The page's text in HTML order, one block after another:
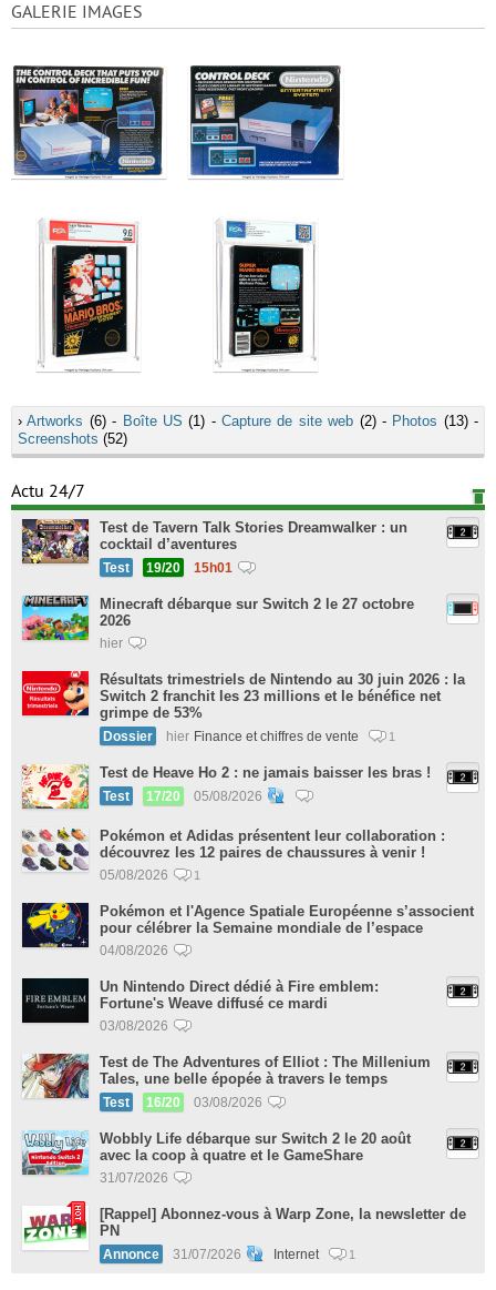
GALERIE IMAGES
›Artworks (6) - Boîte US (1) - Capture de site web (2) - Photos (13) -
Screenshots (52)
Actu 24/7
Test de Tavern Talk Stories Dreamwalker : un
cocktail d’aventures
Test 19/20 15h01
Minecraft débarque sur Switch 2 le 27 octobre
2026
hier
Résultats trimestriels de Nintendo au 30 juin 2026 : la
Switch 2 franchit les 23 millions et le bénéfice net
grimpe de 53%
Dossier hier Finance et chiffres de vente 1
Test de Heave Ho 2 : ne jamais baisser les bras !
Test 17/20 05/08/2026
Pokémon et Adidas présentent leur collaboration :
découvrez les 12 paires de chaussures à venir !
05/08/2026 1
Pokémon et l'Agence Spatiale Européenne s’associent
pour célébrer la Semaine mondiale de l’espace
04/08/2026
Un Nintendo Direct dédié à Fire emblem:
Fortune's Weave diffusé ce mardi
03/08/2026
Test de The Adventures of Elliot : The Millenium
Tales, une belle épopée à travers le temps
Test 16/20 03/08/2026
Wobbly Life débarque sur Switch 2 le 20 août
avec la coop à quatre et le GameShare
31/07/2026
[Rappel] Abonnez-vous à Warp Zone, la newsletter de
PN
Annonce 31/07/2026 Internet 1